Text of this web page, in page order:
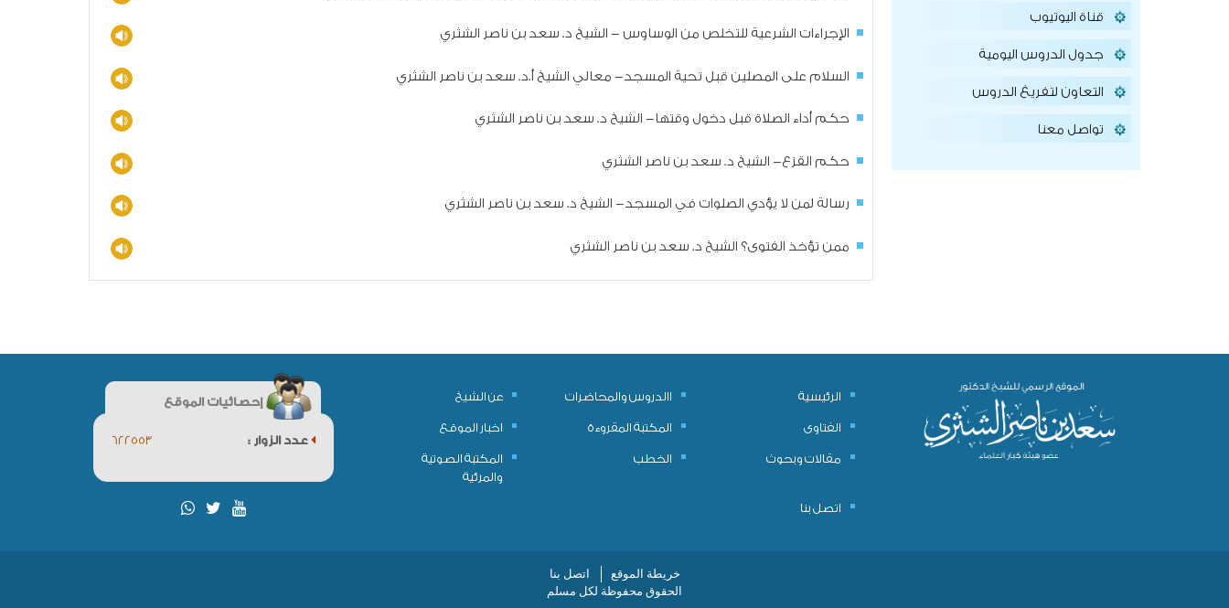
قناة اليوتيوب
جدول الدروس اليومية
التعاون لتفريغ الدروس
تواصل معنا
الإجراءات الشرعية للتخلص من الوساوس - الشيخ د. سعد بن ناصر الشثري
السلام على المصلين قبل تحية المسجد- معالي الشيخ أ.د. سعد بن ناصر الشثري
حكم أداء الصلاة قبل دخول وقتها- الشيخ د. سعد بن ناصر الشثري
حكم القزع- الشيخ د. سعد بن ناصر الشثري
رسالة لمن لا يؤدي الصلوات في المسجد- الشيخ د. سعد بن ناصر الشثري
ممن تؤخذ الفتوى؟ الشيخ د. سعد بن ناصر الشثري
الرئيسية االدروس والمحاضرات عن الشيخ
الفتاوى المكتبة المقروءة اخبار الموقع
مقالات وبحوث الخطب
المكتبة الصوتية
والمرئية
اتصل بنا
إحصائيات الموقع
عدد الزوار : 622553
خريطة الموقع
اتصل بنا
الحقوق محفوظة لكل مسلم